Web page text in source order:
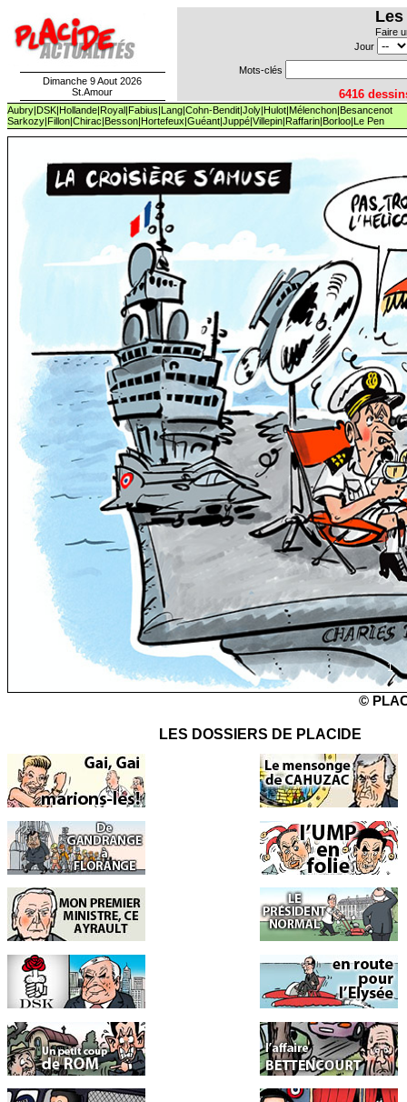
Faire
Jour
Mots-clés
6416
Dimanche 9 Aout 2026
St.Amour
Aubry|DSK|Hollande|Royal|Fabius|Lang|Cohn-Bendit|Joly|Hulot|Mélenchon|Besancenot
Sarkozy|Fillon|Chirac|Besson|Hortefeux|Guéant|Juppé|Villepin|Raffarin|Borloo|Le Pen
1
©
LES DOSSIERS DE PLACIDE